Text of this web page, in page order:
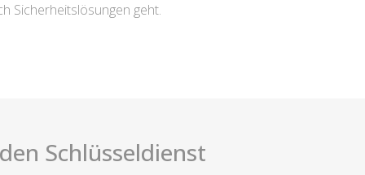
Sicherheitslösungen geht.
Schlüsseldienst